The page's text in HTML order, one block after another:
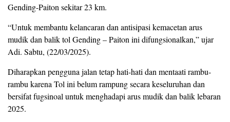
Gending-Paiton sekitar 23 km.
“Untuk membantu kelancaran dan antisipasi kemacetan arus
mudik dan balik tol Gending – Paiton ini difungsionalkan,” ujar
Adi. Sabtu, (22/03/2025).
Diharapkan pengguna jalan tetap hati-hati dan mentaati rambu-
rambu karena Tol ini belum rampung secara keseluruhan dan
bersifat fugsinoal untuk menghadapi arus mudik dan balik lebaran
2025.